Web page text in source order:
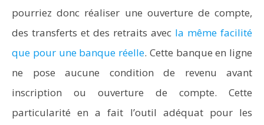
pourriez donc réaliser une ouverture de compte,
des transferts et des retraits avec la même facilité
que pour une banque réelle. Cette banque en ligne
ne pose aucune condition de revenu avant
inscription ou ouverture de compte. Cette
particularité en a fait l’outil adéquat pour les